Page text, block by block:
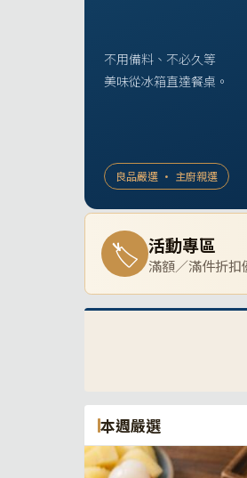
不用備料、不必久等
美味從冰箱直達餐桌。
良品嚴選 · 主廚親選
🏷 活動專區
滿額／滿件折扣
本週嚴選